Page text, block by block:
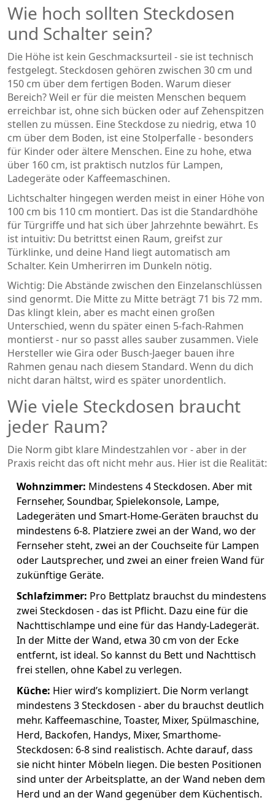
Wie hoch sollten Steckdosen
und Schalter sein?
Die Höhe ist kein Geschmacksurteil - sie ist technisch
festgelegt. Steckdosen gehören zwischen 30 cm und
150 cm über dem fertigen Boden. Warum dieser
Bereich? Weil er für die meisten Menschen bequem
erreichbar ist, ohne sich bücken oder auf Zehenspitzen
stellen zu müssen. Eine Steckdose zu niedrig, etwa 10
cm über dem Boden, ist eine Stolperfalle - besonders
für Kinder oder ältere Menschen. Eine zu hohe, etwa
über 160 cm, ist praktisch nutzlos für Lampen,
Ladegeräte oder Kaffeemaschinen.
Lichtschalter hingegen werden meist in einer Höhe von
100 cm bis 110 cm montiert. Das ist die Standardhöhe
für Türgriffe und hat sich über Jahrzehnte bewährt. Es
ist intuitiv: Du betrittst einen Raum, greifst zur
Türklinke, und deine Hand liegt automatisch am
Schalter. Kein Umherirren im Dunkeln nötig.
Wichtig: Die Abstände zwischen den Einzelanschlüssen
sind genormt. Die Mitte zu Mitte beträgt 71 bis 72 mm.
Das klingt klein, aber es macht einen großen
Unterschied, wenn du später einen 5-fach-Rahmen
montierst - nur so passt alles sauber zusammen. Viele
Hersteller wie Gira oder Busch-Jaeger bauen ihre
Rahmen genau nach diesem Standard. Wenn du dich
nicht daran hältst, wird es später unordentlich.
Wie viele Steckdosen braucht
jeder Raum?
Die Norm gibt klare Mindestzahlen vor - aber in der
Praxis reicht das oft nicht mehr aus. Hier ist die Realität:
Wohnzimmer: Mindestens 4 Steckdosen. Aber mit
Fernseher, Soundbar, Spielekonsole, Lampe,
Ladegeräten und Smart-Home-Geräten brauchst du
mindestens 6-8. Platziere zwei an der Wand, wo der
Fernseher steht, zwei an der Couchseite für Lampen
oder Lautsprecher, und zwei an einer freien Wand für
zukünftige Geräte.
Schlafzimmer: Pro Bettplatz brauchst du mindestens
zwei Steckdosen - das ist Pflicht. Dazu eine für die
Nachttischlampe und eine für das Handy-Ladegerät.
In der Mitte der Wand, etwa 30 cm von der Ecke
entfernt, ist ideal. So kannst du Bett und Nachttisch
frei stellen, ohne Kabel zu verlegen.
Küche: Hier wird’s kompliziert. Die Norm verlangt
mindestens 3 Steckdosen - aber du brauchst deutlich
mehr. Kaffeemaschine, Toaster, Mixer, Spülmaschine,
Herd, Backofen, Handys, Mixer, Smarthome-
Steckdosen: 6-8 sind realistisch. Achte darauf, dass
sie nicht hinter Möbeln liegen. Die besten Positionen
sind unter der Arbeitsplatte, an der Wand neben dem
Herd und an der Wand gegenüber dem Küchentisch.